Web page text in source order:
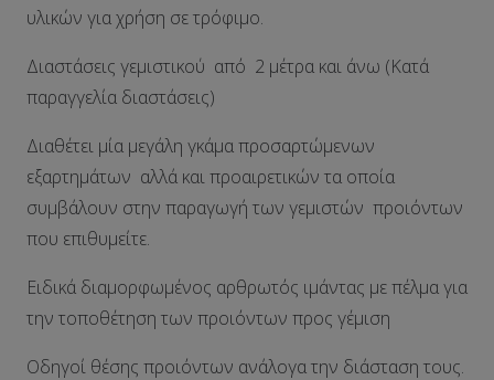
υλικών για χρήση σε τρόφιμο.
Διαστάσεις γεμιστικού από 2 μέτρα και άνω (Κατά
παραγγελία διαστάσεις)
Διαθέτει μία μεγάλη γκάμα προσαρτώμενων
εξαρτημάτων αλλά και προαιρετικών τα οποία
συμβάλουν στην παραγωγή των γεμιστών προιόντων
που επιθυμείτε.
Ειδικά διαμορφωμένος αρθρωτός ιμάντας με πέλμα για
την τοποθέτηση των προιόντων προς γέμιση
Οδηγοί θέσης προιόντων ανάλογα την διάσταση τους.